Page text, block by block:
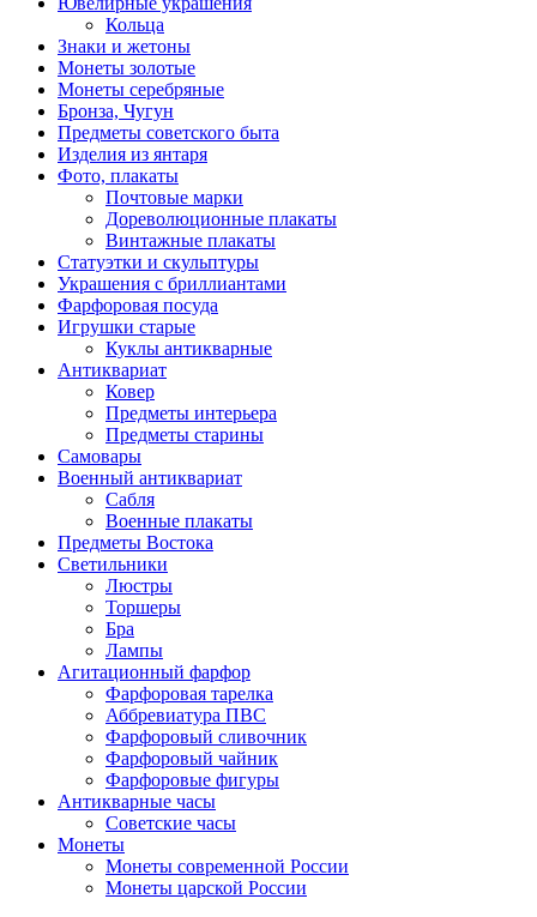
Кольца
Знаки и жетоны
Монеты золотые
Монеты серебряные
Бронза, Чугун
Предметы советского быта
Изделия из янтаря
Фото, плакаты
Почтовые марки
Дореволюционные плакаты
Винтажные плакаты
Статуэтки и скульптуры
Украшения с бриллиантами
Фарфоровая посуда
Игрушки старые
Куклы антикварные
Антиквариат
Ковер
Предметы интерьера
Предметы старины
Самовары
Военный антиквариат
Сабля
Военные плакаты
Предметы Востока
Светильники
Люстры
Торшеры
Бра
Лампы
Агитационный фарфор
Фарфоровая тарелка
Аббревиатура ПВС
Фарфоровый сливочник
Фарфоровый чайник
Фарфоровые фигуры
Антикварные часы
Советские часы
Монеты
Монеты современной России
Монеты царской России